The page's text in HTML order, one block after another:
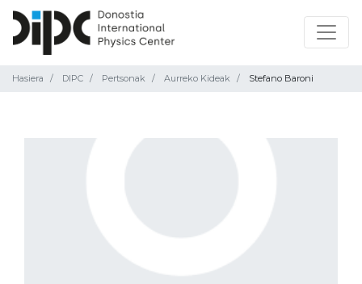
Hasiera DIPC Pertsonak Aurreko Kideak Stefano Baroni